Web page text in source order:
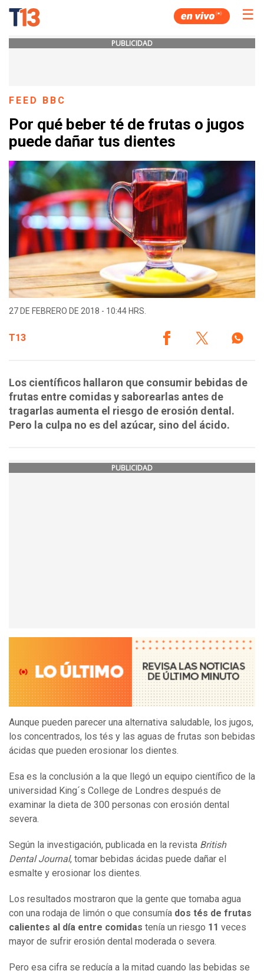
☰
PUBLICIDAD
FEED BBC
Por qué beber té de frutas o jugos
puede dañar tus dientes
27 DE FEBRERO DE 2018 - 10:44 HRS.
T13
Los científicos hallaron que consumir bebidas de
frutas entre comidas y saborearlas antes de
tragarlas aumenta el riesgo de erosión dental.
Pero la culpa no es del azúcar, sino del ácido.
PUBLICIDAD
Aunque pueden parecer una alternativa saludable, los jugos,
los concentrados, los tés y las aguas de frutas son bebidas
ácidas que pueden erosionar los dientes.
Esa es la conclusión a la que llegó un equipo científico de la
universidad King´s College de Londres después de
examinar la dieta de 300 personas con erosión dental
severa.
Según la investigación, publicada en la revista British
Dental Journal, tomar bebidas ácidas puede dañar el
esmalte y erosionar los dientes.
Los resultados mostraron que la gente que tomaba agua
con una rodaja de limón o que consumía dos tés de frutas
calientes al día entre comidas tenía un riesgo 11 veces
mayor de sufrir erosión dental moderada o severa.
Pero esa cifra se reducía a la mitad cuando las bebidas se